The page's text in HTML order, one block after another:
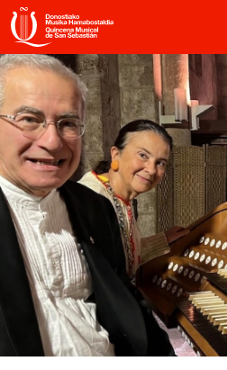
ES · EU
Otras
Información
Guía para
Hora
La